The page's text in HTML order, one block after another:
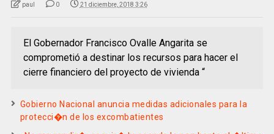
paul 0 21 diciembre, 2018 3:26
El Gobernador Francisco Ovalle Angarita se
comprometió a destinar los recursos para hacer el
cierre financiero del proyecto de vivienda “
Gobierno Nacional anuncia medidas adicionales para la
protecci�n de los excombatientes